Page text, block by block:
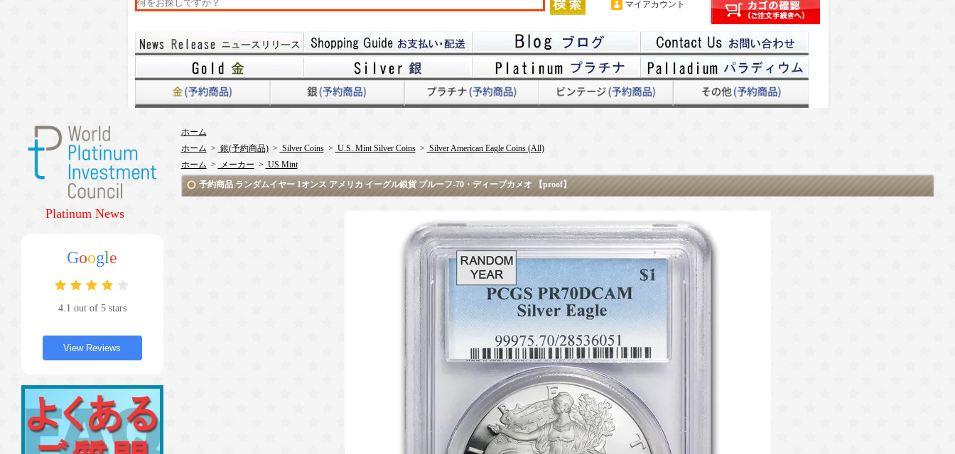
マイアカウント
Platinum News
Google
4.1 out of 5 stars
View Reviews
ホーム
ホーム > 銀(予約商品)> Silver Coins> U.S. Mint Silver Coins> Silver American Eagle Coins (All)
ホーム > メーカー > US Mint
予約商品 ランダムイヤー 1オンス アメリカ イーグル銀貨 プルーフ-70・ディープカメオ 【proof】